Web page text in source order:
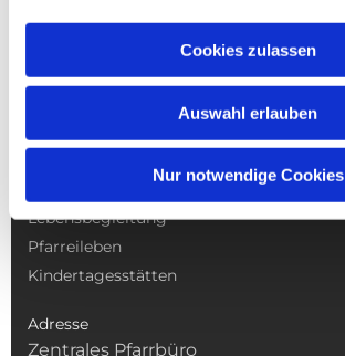
Cookies zulassen
Auswahl erlauben
Nur notwendige Cookies
Lebensbegleitung
Pfarreileben
Kindertagesstätten
Adresse
Zentrales Pfarrbüro